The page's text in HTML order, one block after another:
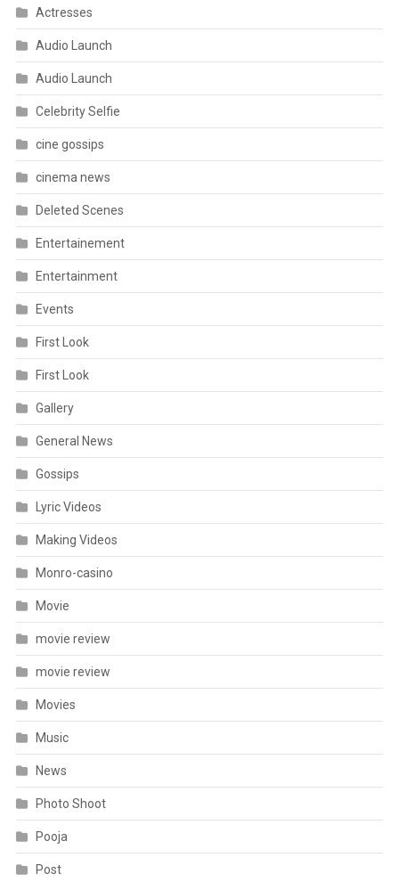
Actresses
Audio Launch
Audio Launch
Celebrity Selfie
cine gossips
cinema news
Deleted Scenes
Entertainement
Entertainment
Events
First Look
First Look
Gallery
General News
Gossips
Lyric Videos
Making Videos
Monro-casino
Movie
movie review
movie review
Movies
Music
News
Photo Shoot
Pooja
Post